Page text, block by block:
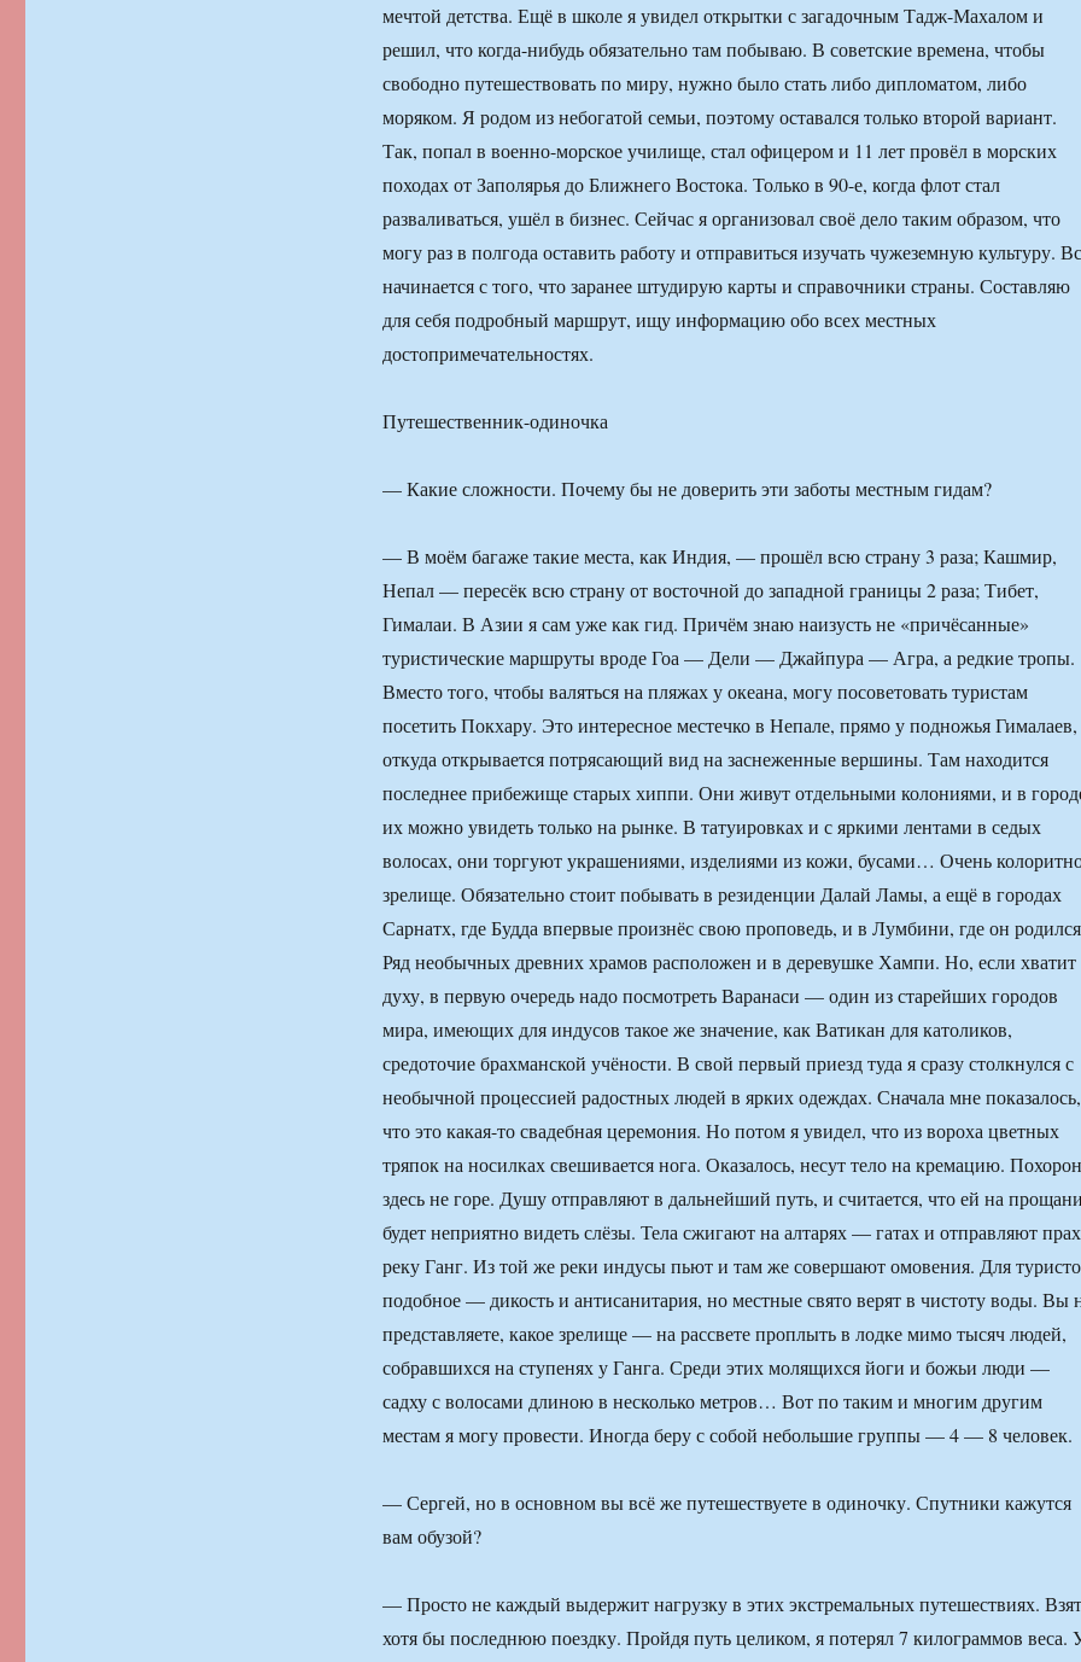
мечтой детства. Ещё в школе я увидел открытки с загадочным Тадж-Махалом и
решил, что когда-нибудь обязательно там побываю. В советские времена, чтобы
свободно путешествовать по миру, нужно было стать либо дипломатом, либо
моряком. Я родом из небогатой семьи, поэтому оставался только второй вариант.
Так, попал в военно-морское училище, стал офицером и 11 лет провёл в морских
походах от Заполярья до Ближнего Востока. Только в 90-е, когда флот стал
разваливаться, ушёл в бизнес. Сейчас я организовал своё дело таким образом, что
могу раз в полгода оставить работу и отправиться изучать чужеземную культуру.
начинается с того, что заранее штудирую карты и справочники страны. Составляю
для себя подробный маршрут, ищу информацию обо всех местных
достопримечательностях.
Путешественник-одиночка
— Какие сложности. Почему бы не доверить эти заботы местным гидам?
— В моём багаже такие места, как Индия, — прошёл всю страну 3 раза; Кашмир,
Непал — пересёк всю страну от восточной до западной границы 2 раза; Тибет,
Гималаи. В Азии я сам уже как гид. Причём знаю наизусть не «причёсанные»
туристические маршруты вроде Гоа — Дели — Джайпура — Агра, а редкие тропы.
Вместо того, чтобы валяться на пляжах у океана, могу посоветовать туристам
посетить Покхару. Это интересное местечко в Непале, прямо у подножья Гималаев,
откуда открывается потрясающий вид на заснеженные вершины. Там находится
последнее прибежище старых хиппи. Они живут отдельными колониями, и в
их можно увидеть только на рынке. В татуировках и с яркими лентами в седых
волосах, они торгуют украшениями, изделиями из кожи, бусами… Очень
зрелище. Обязательно стоит побывать в резиденции Далай Ламы, а ещё в городах
Сарнатх, где Будда впервые произнёс свою проповедь, и в Лумбини, где он
Ряд необычных древних храмов расположен и в деревушке Хампи. Но, если хватит
духу, в первую очередь надо посмотреть Варанаси — один из старейших городов
мира, имеющих для индусов такое же значение, как Ватикан для католиков,
средоточие брахманской учёности. В свой первый приезд туда я сразу столкнулся с
необычной процессией радостных людей в ярких одеждах. Сначала мне показалось,
что это какая-то свадебная церемония. Но потом я увидел, что из вороха цветных
тряпок на носилках свешивается нога. Оказалось, несут тело на кремацию.
здесь не горе. Душу отправляют в дальнейший путь, и считается, что ей на
будет неприятно видеть слёзы. Тела сжигают на алтарях — гатах и отправляют
реку Ганг. Из той же реки индусы пьют и там же совершают омовения. Для
подобное — дикость и антисанитария, но местные свято верят в чистоту воды. Вы
представляете, какое зрелище — на рассвете проплыть в лодке мимо тысяч людей,
собравшихся на ступенях у Ганга. Среди этих молящихся йоги и божьи люди —
садху с волосами длиною в несколько метров… Вот по таким и многим другим
местам я могу провести. Иногда беру с собой небольшие группы — 4 — 8 человек.
— Сергей, но в основном вы всё же путешествуете в одиночку. Спутники кажутся
вам обузой?
— Просто не каждый выдержит нагрузку в этих экстремальных путешествиях.
хотя бы последнюю поездку. Пройдя путь целиком, я потерял 7 килограммов веса.